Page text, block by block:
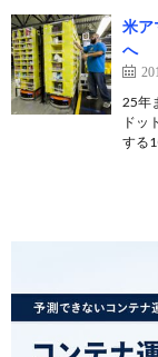
米ア
へ
25年
ドッ
する